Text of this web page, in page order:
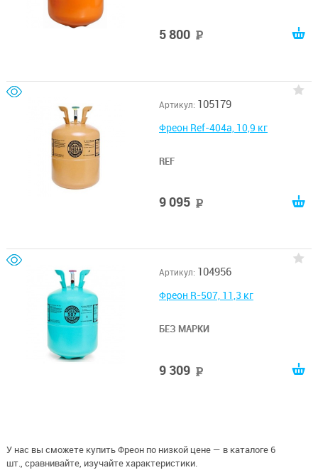
5 800
Артикул: 105179
Фреон Ref-404a, 10,9 кг
REF
9 095
Артикул: 104956
Фреон R-507, 11,3 кг
БЕЗ МАРКИ
9 309
У нас вы сможете купить Фреон по низкой цене — в каталоге 6
шт., сравнивайте, изучайте характеристики.